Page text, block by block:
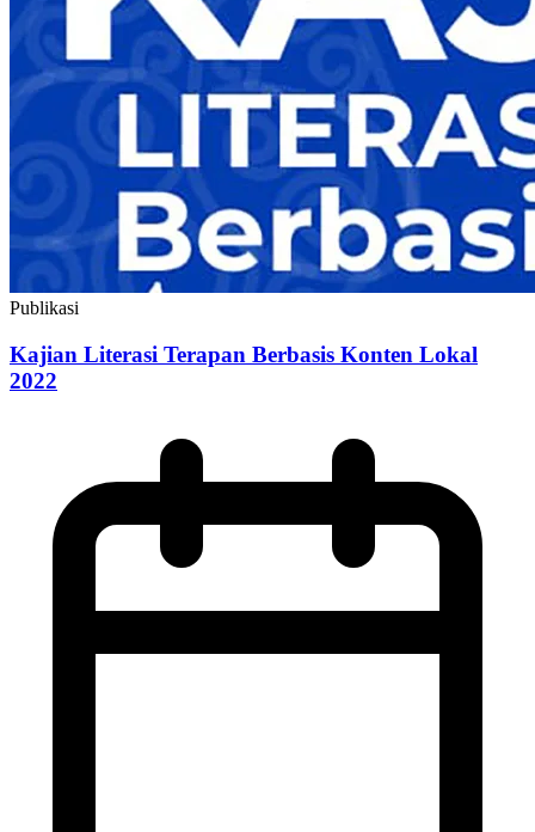
Publikasi
Kajian Literasi Terapan Berbasis Konten Lokal
2022